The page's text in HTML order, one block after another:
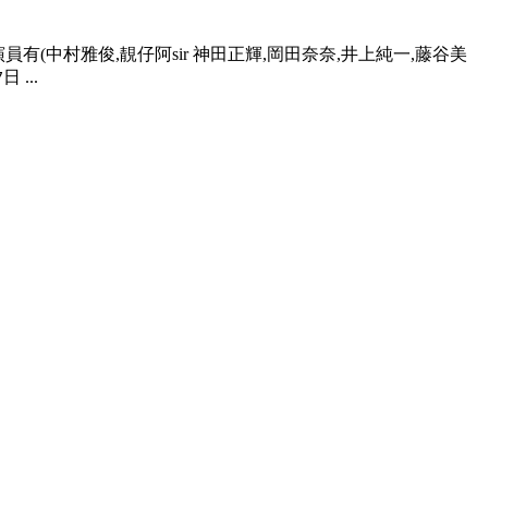
有(中村雅俊,靚仔阿sir 神田正輝,岡田奈奈,井上純一,藤谷美
...